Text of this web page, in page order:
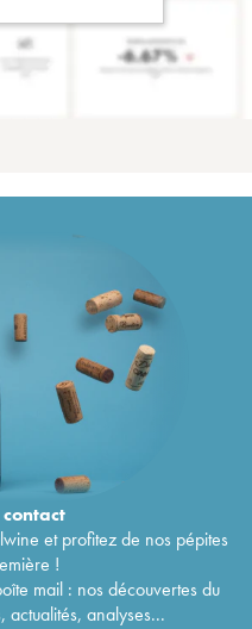
contact
et profitez de nos pépites
!
mail : nos découvertes du
actualités, analyses...